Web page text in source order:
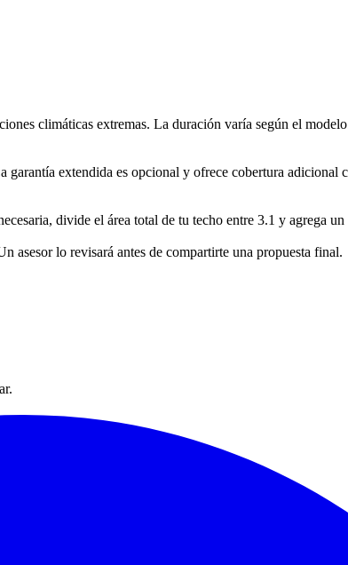
climáticas extremas. La duración varía según el
extendida es opcional y ofrece cobertura adicional
divide el área total de tu techo entre 3.1 y agrega
asesor lo revisará antes de compartirte una propuesta final.